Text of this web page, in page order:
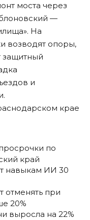
моста через
—
На
возводят опоры,
защитный
и
крае
по
край
навыкам ИИ 30
отменять при
20%
выросла на 22%